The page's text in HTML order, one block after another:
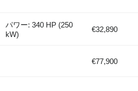
パワー: 340 HP (250
kW)
€32,890
€77,900